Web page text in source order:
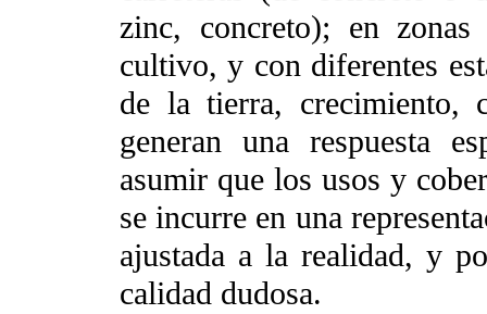
zinc, concreto); en
cultivo, y con diferentes
de la tierra, crecimiento,
generan una respuesta
asumir que los usos y
se incurre en una
ajustada a la realidad, y
calidad dudosa.